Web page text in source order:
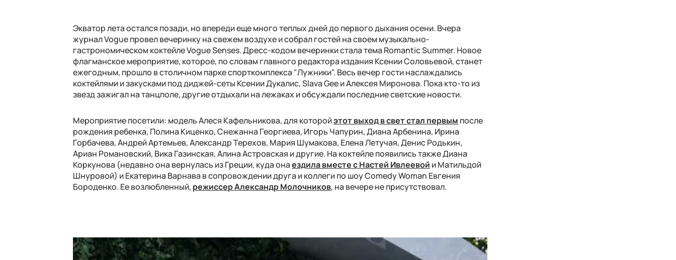
Экватор лета остался позади, но впереди еще много теплых дней до первого дыхания осени. Вчера
журнал Vogue провел вечеринку на свежем воздухе и собрал гостей на своем музыкально-
гастрономическом коктейле Vogue Senses. Дресс-кодом вечеринки стала тема Romantic Summer. Новое
флагманское мероприятие, которое, по словам главного редактора издания Ксении Соловьевой, станет
ежегодным, прошло в столичном парке спорткомплекса "Лужники". Весь вечер гости наслаждались
коктейлями и закусками под диджей-сеты Ксении Дукалис, Slava Gee и Алексея Миронова. Пока кто-то из
звезд зажигал на танцполе, другие отдыхали на лежаках и обсуждали последние светские новости.
Мероприятие посетили: модель Алеся Кафельникова, для которойэтот выход в свет стал первым после
рождения ребенка, Полина Киценко, Снежанна Георгиева, Игорь Чапурин, Диана Арбенина, Ирина
Горбачева, Андрей Артемьев, Александр Терехов, Мария Шумакова, Елена Летучая, Денис Родькин,
Ариан Романовский, Вика Газинская, Алина Астровская и другие. На коктейле появились также Диана
Коркунова (недавно она вернулась из Греции, куда онаездила вместе с Настей Ивлеевой и Матильдой
Шнуровой) и Екатерина Варнава в сопровождении друга и коллеги по шоу Comedy Woman Евгения
Бороденко. Ее возлюбленный, режиссер Александр Молочников, на вечере не присутствовал.